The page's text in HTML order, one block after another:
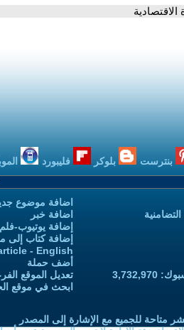
بنترست بلوكر فليبورد
اضافة موضوع
اضافة خبر
إضافة يوتيوب-
إضافة كتاب إلى
- English
أضف حملة
تعديل الموقع
ابحث في موقع
متاحة للجميع مع الإشارة إلى المصدر